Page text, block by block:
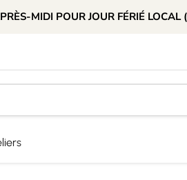
MIDI POUR JOUR FÉRIÉ LOCAL